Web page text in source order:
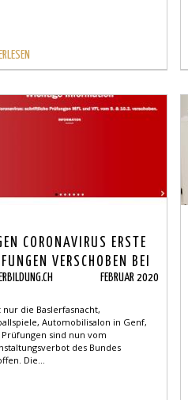
CORONAVIRUS ERSTE
VERSCHOBEN BEI
MARKETINGFACHLEUTEN
FEBRUAR 2020
nur die Baslerfasnacht,
Automobilisalon in Genf,
Prüfungen sind nun vom
des Bundes
Die...